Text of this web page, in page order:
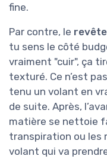
fine.
Par contre, le
tu sens le côté
vraiment "cuir", ça
texturé. Ce n’est
tenu un volant en
de suite. Après,
matière se nettoie
transpiration ou les
volant qui va